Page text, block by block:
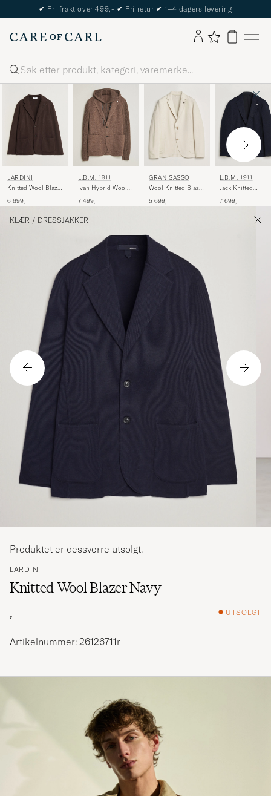
The Care of Carl Passport
Søk
LARDINI
Knitted Wool Blazer
6 699,-
L.B.M. 1911
Ivan Hybrid Wool
7 499,-
GRAN SASSO
Wool Knitted Blazer
5 699,-
L.B.M. 1911
Jack Knitted
Blazer Navy
7 699,-
KLÆR / DRESSJAKKER
LARDINI
Knitted Wool Blazer Navy
,-
UTSOLGT
Produktet er dessverre utsolgt.
Artikelnummer: 26126711r